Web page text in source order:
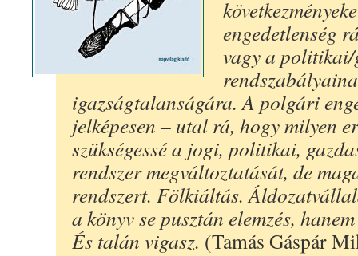
engedetlenség
vagy a
igazságtalanságára. A polgári
jelképesen – utal rá, hogy milyen
szükségessé a jogi, politikai,
rendszer megváltoztatását, de
rendszert. Fölkiáltás.
a könyv se pusztán elemzés,
És talán vigasz. (Tamás Gáspár